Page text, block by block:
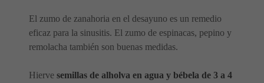
El zumo de zanahoria en el desayuno es un remedio
eficaz para la sinusitis. El zumo de espinacas, pepino y
remolacha también son buenas medidas.
Hierve semillas de alholva en agua y bébela de 3 a 4